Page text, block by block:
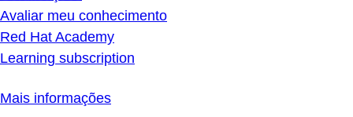
Avaliar meu conhecimento
Red Hat Academy
Learning subscription
Mais informações